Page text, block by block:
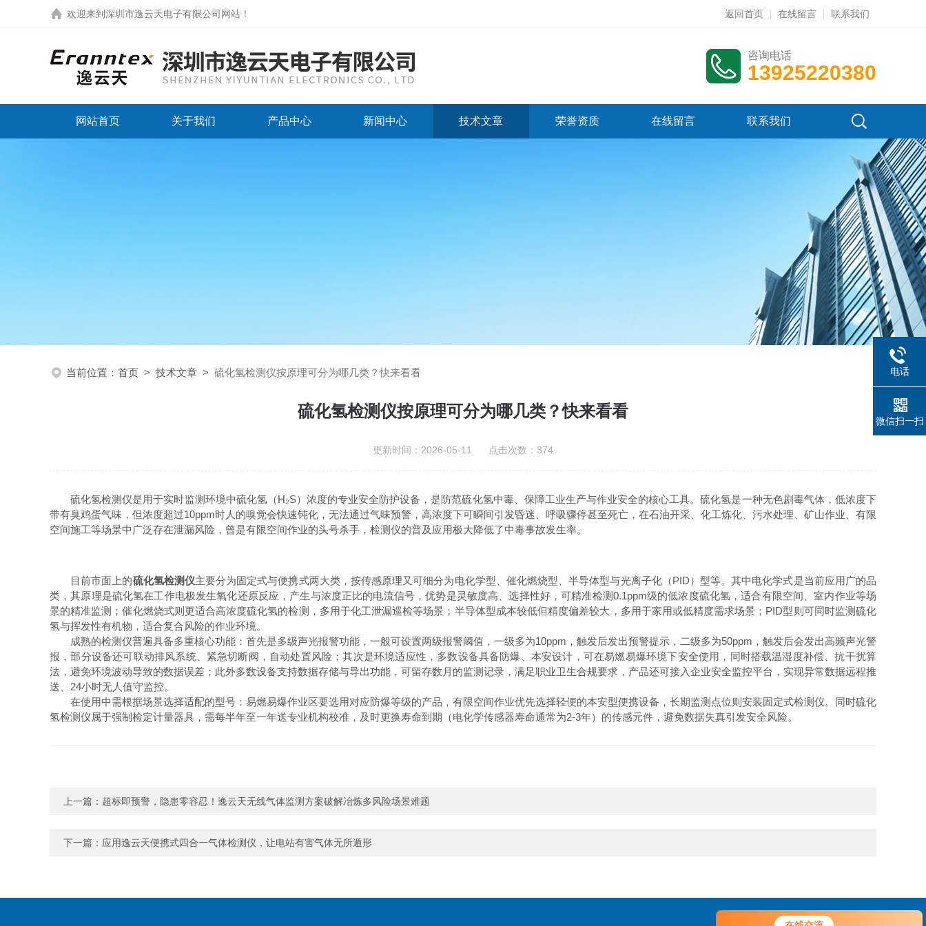
欢迎来到 深圳市逸云天电子有限公司网站 ！ 返回首页 在线留言 联系我们
咨询电话
13925220380
网站首页 关于我们 产品中心 新闻中心 技术文章 荣誉资质 在线留言 联系我们
当前位置： 首页 > 技术文章 > 硫化氢检测仪按原理可分为哪几类？快来看看
硫化氢检测仪按原理可分为哪几类？快来看看
更新时间：2026-05-11 点击次数：374
硫化氢检测仪是用于实时监测环境中硫化氢（H₂S）浓度的专业安全防护设备，是防范硫化氢中毒、保障工业生产与作业安全的核心工具。硫化氢是一种无色剧毒气体，低浓度下
带有臭鸡蛋气味，但浓度超过10ppm时人的嗅觉会快速钝化，无法通过气味预警，高浓度下可瞬间引发昏迷、呼吸骤停甚至死亡，在石油开采、化工炼化、污水处理、矿山作业、有限
空间施工等场景中广泛存在泄漏风险，曾是有限空间作业的头号杀手，检测仪的普及应用极大降低了中毒事故发生率。
目前市面上的硫化氢检测仪主要分为固定式与便携式两大类，按传感原理又可细分为电化学型、催化燃烧型、半导体型与光离子化（PID）型等。其中电化学式是当前应用广的品
类，其原理是硫化氢在工作电极发生氧化还原反应，产生与浓度正比的电流信号，优势是灵敏度高、选择性好，可精准检测0.1ppm级的低浓度硫化氢，适合有限空间、室内作业等场
景的精准监测；催化燃烧式则更适合高浓度硫化氢的检测，多用于化工泄漏巡检等场景；半导体型成本较低但精度偏差较大，多用于家用或低精度需求场景；PID型则可同时监测硫化
氢与挥发性有机物，适合复合风险的作业环境。
成熟的检测仪普遍具备多重核心功能：首先是多级声光报警功能，一般可设置两级报警阈值，一级多为10ppm，触发后发出预警提示，二级多为50ppm，触发后会发出高频声光警
报，部分设备还可联动排风系统、紧急切断阀，自动处置风险；其次是环境适应性，多数设备具备防爆、本安设计，可在易燃易爆环境下安全使用，同时搭载温湿度补偿、抗干扰算
法，避免环境波动导致的数据误差；此外多数设备支持数据存储与导出功能，可留存数月的监测记录，满足职业卫生合规要求，产品还可接入企业安全监控平台，实现异常数据远程推
送、24小时无人值守监控。
在使用中需根据场景选择适配的型号：易燃易爆作业区要选用对应防爆等级的产品，有限空间作业优先选择轻便的本安型便携设备，长期监测点位则安装固定式检测仪。同时硫化
氢检测仪属于强制检定计量器具，需每半年至一年送专业机构校准，及时更换寿命到期（电化学传感器寿命通常为2-3年）的传感元件，避免数据失真引发安全风险。
上一篇： 超标即预警，隐患零容忍！逸云天无线气体监测方案破解冶炼多风险场景难题
下一篇： 应用逸云天便携式四合一气体检测仪，让电站有害气体无所遁形
电话
微信扫一扫